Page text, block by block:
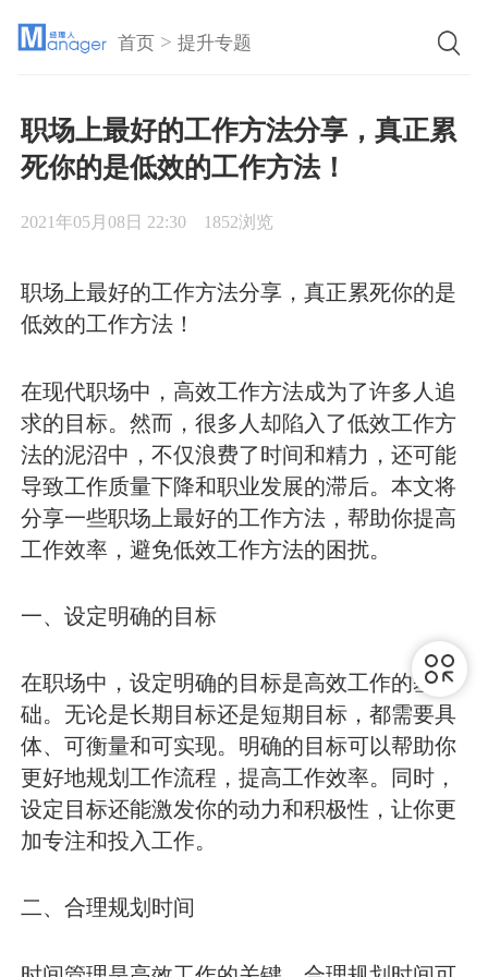
首页 >提升专题
职场上最好的工作方法分享，真正累
死你的是低效的工作方法！
2021年05月08日 22:30 1852浏览
职场上最好的工作方法分享，真正累死你的是
低效的工作方法！
在现代职场中，高效工作方法成为了许多人追
求的目标。然而，很多人却陷入了低效工作方
法的泥沼中，不仅浪费了时间和精力，还可能
导致工作质量下降和职业发展的滞后。本文将
分享一些职场上最好的工作方法，帮助你提高
工作效率，避免低效工作方法的困扰。
一、设定明确的目标
在职场中，设定明确的目标是高效工作的基
础。无论是长期目标还是短期目标，都需要具
体、可衡量和可实现。明确的目标可以帮助你
更好地规划工作流程，提高工作效率。同时，
设定目标还能激发你的动力和积极性，让你更
加专注和投入工作。
二、合理规划时间